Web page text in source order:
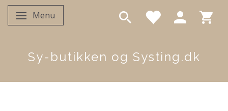
Skifte navigation
Menu
Sy-butikken og Systing.dk